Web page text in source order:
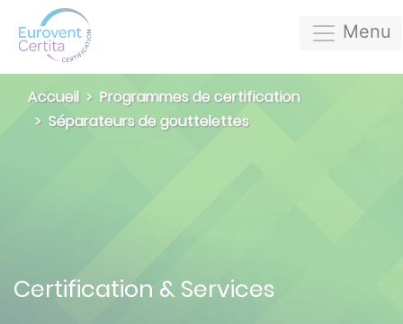
Menu
Accueil
Programmes de certification
Séparateurs de gouttelettes
Certification & Services